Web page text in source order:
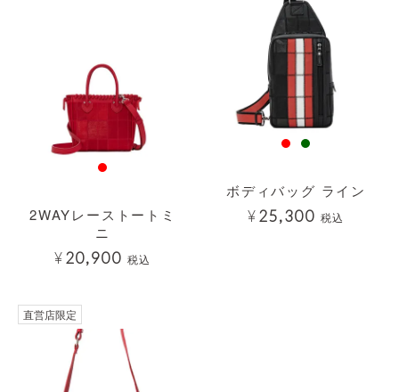
2WAYレーストートミ
ニ
¥20,900 税込
ボディバッグ ライン
¥25,300 税込
直営店限定